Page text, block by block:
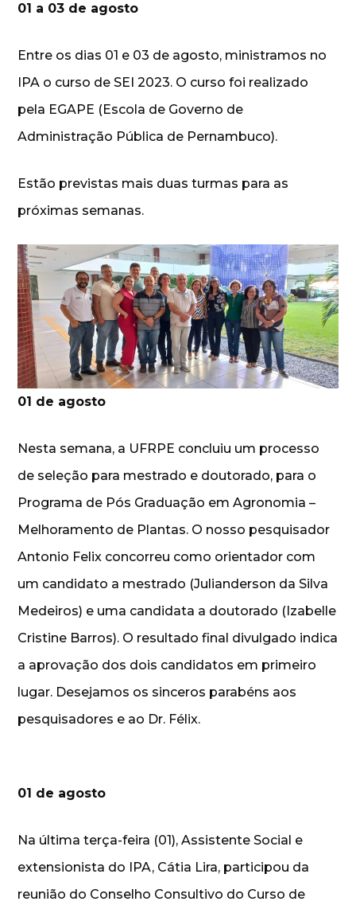
01 a 03 de agosto
Entre os dias 01 e 03 de agosto, ministramos no
IPA o curso de SEI 2023. O curso foi realizado
pela EGAPE (Escola de Governo de
Administração Pública de Pernambuco).
Estão previstas mais duas turmas para as
próximas semanas.
01 de agosto
Nesta semana, a UFRPE concluiu um processo
de seleção para mestrado e doutorado, para o
Programa de Pós Graduação em Agronomia –
Melhoramento de Plantas. O nosso pesquisador
Antonio Felix concorreu como orientador com
um candidato a mestrado (Julianderson da Silva
Medeiros) e uma candidata a doutorado (Izabelle
Cristine Barros). O resultado final divulgado indica
a aprovação dos dois candidatos em primeiro
lugar. Desejamos os sinceros parabéns aos
pesquisadores e ao Dr. Félix.
01 de agosto
Na última terça-feira (01), Assistente Social e
extensionista do IPA, Cátia Lira, participou da
reunião do Conselho Consultivo do Curso de